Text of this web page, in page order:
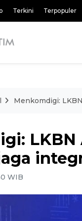
Terkini Terpopuler
Menkomdigi:
LKBN
WIB